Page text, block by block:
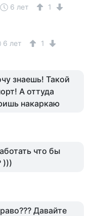
6 лет 1
6 лет 1
знаешь! Такой
А оттуда
накаркаю
что бы
)))
Давайте